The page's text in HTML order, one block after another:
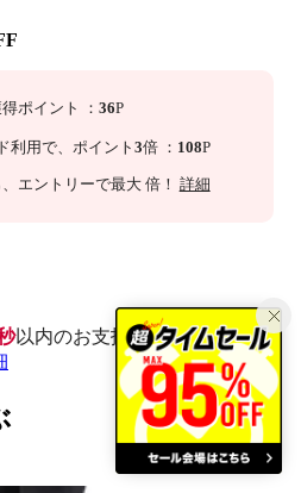
ポイント ： 36P
利用で、 ポイント 3倍 ： 108P
、エントリーで最大 倍！ 詳細
以内のお支払いで